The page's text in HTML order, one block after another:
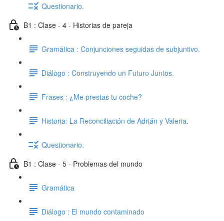
Questionario.
B1 : Clase - 4 - Historias de pareja
Gramática : Conjunciones seguidas de subjuntivo.
Diálogo : Construyendo un Futuro Juntos.
Frases : ¿Me prestas tu coche?
Historia: La Reconciliación de Adrián y Valeria.
Questionario.
B1 : Clase - 5 - Problemas del mundo
Gramática
Diálogo : El mundo contaminado